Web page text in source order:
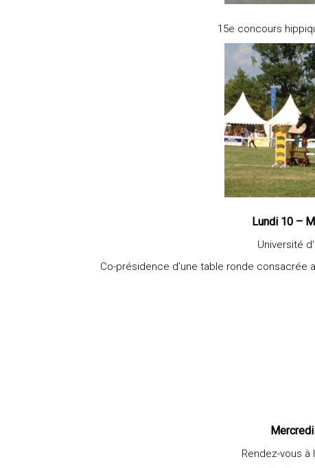
15e concours
Lundi 10 –
Université
Co-présidence d’une table ronde consacrée
Rendez-vous à